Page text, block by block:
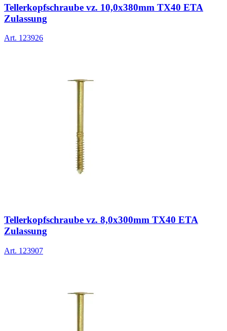
Tellerkopfschraube vz. 10,0x380mm TX40 ETA
Zulassung
Art. 123926
Tellerkopfschraube vz. 8,0x300mm TX40 ETA
Zulassung
Art. 123907